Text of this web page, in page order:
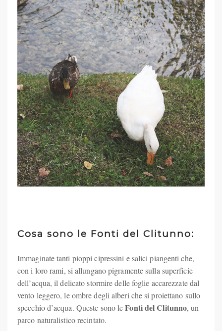
Cosa sono le Fonti del Clitunno:
Immaginate tanti pioppi cipressini e salici piangenti che,
con i loro rami, si allungano pigramente sulla superficie
dell’acqua, il delicato stormire delle foglie accarezzate dal
vento leggero, le ombre degli alberi che si proiettano sullo
specchio d’acqua. Queste sono leFonti del Clitunno, un
parco naturalistico recintato.